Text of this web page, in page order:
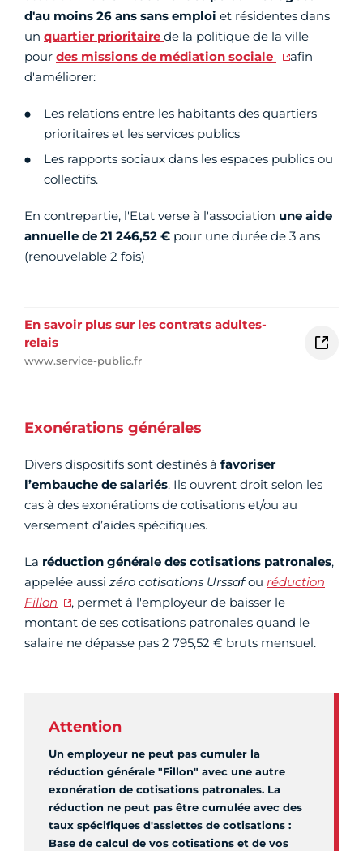
d'au moins 26 ans sans emploi et résidentes dans
un quartier prioritaire de la politique de la ville
pour des missions de médiation sociale
afin
d'améliorer:
Les relations entre les habitants des quartiers
prioritaires et les services publics
Les rapports sociaux dans les espaces publics ou
collectifs.
En contrepartie, l'Etat verse à l'association une aide
annuelle de 21 246,52 € pour une durée de 3 ans
(renouvelable 2 fois)
En savoir plus sur les contrats adultes-
relais
www.service-public.fr
Exonérations générales
Divers dispositifs sont destinés à favoriser
l’embauche de salariés. Ils ouvrent droit selon les
cas à des exonérations de cotisations et/ou au
versement d’aides spécifiques.
La réduction générale des cotisations patronales,
appelée aussi zéro cotisations Urssafou réduction
Fillon
, permet à l'employeur de baisser le
montant de ses cotisations patronales quand le
salaire ne dépasse pas 2 795,52 € bruts mensuel.
Attention
Un employeur ne peut pas cumuler la
réduction générale "Fillon" avec une autre
exonération de cotisations patronales. La
réduction ne peut pas être cumulée avec des
taux spécifiques d'assiettes de cotisations :
Base de calcul de vos cotisations et de vos